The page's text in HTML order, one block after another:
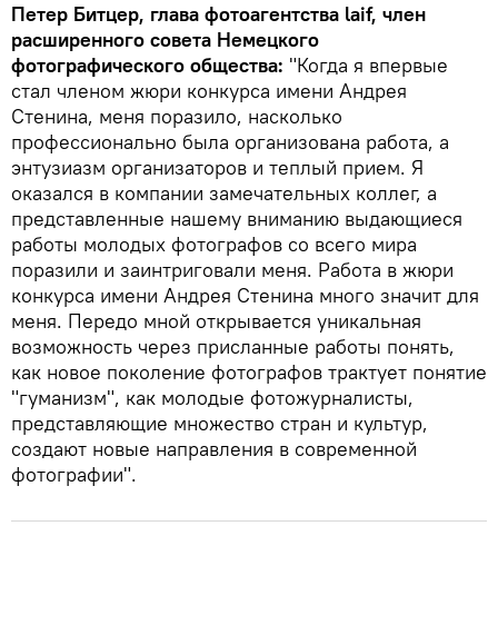
Петер Битцер, глава фотоагентства laif, член
расширенного совета Немецкого
фотографического общества: "Когда я впервые
стал членом жюри конкурса имени Андрея
Стенина, меня поразило, насколько
профессионально была организована работа, а
энтузиазм организаторов и теплый прием. Я
оказался в компании замечательных коллег, а
представленные нашему вниманию выдающиеся
работы молодых фотографов со всего мира
поразили и заинтриговали меня. Работа в жюри
конкурса имени Андрея Стенина много значит для
меня. Передо мной открывается уникальная
возможность через присланные работы понять,
как новое поколение фотографов трактует понятие
"гуманизм", как молодые фотожурналисты,
представляющие множество стран и культур,
создают новые направления в современной
фотографии".